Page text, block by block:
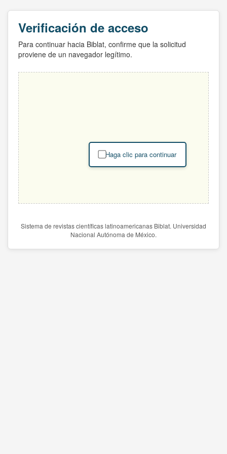
Verificación de acceso
Para continuar hacia Biblat, confirme que la solicitud
proviene de un navegador legítimo.
Haga clic para continuar
Sistema de revistas científicas latinoamericanas Biblat. Universidad
Nacional Autónoma de México.